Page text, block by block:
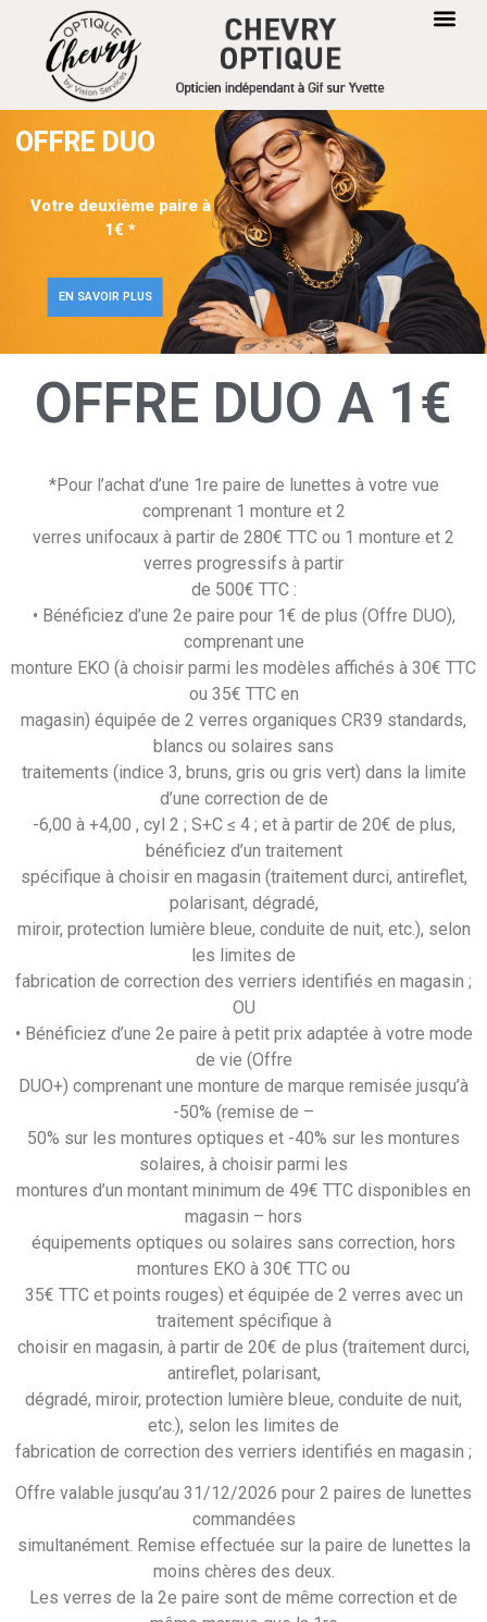
Votre deuxième paire à
1€ *
OFFRE DUO
EN SAVOIR PLUS
OFFRE DUO A 1€
*Pour l’achat d’une 1re paire de lunettes à votre vue
comprenant 1 monture et 2
verres unifocaux à partir de 280€ TTC ou 1 monture et 2
verres progressifs à partir
de 500€ TTC :
• Bénéficiez d’une 2e paire pour 1€ de plus (Offre DUO),
comprenant une
monture EKO (à choisir parmi les modèles affichés à 30€ TTC
ou 35€ TTC en
magasin) équipée de 2 verres organiques CR39 standards,
blancs ou solaires sans
traitements (indice 3, bruns, gris ou gris vert) dans la limite
d’une correction de de
-6,00 à +4,00 , cyl 2 ; S+C ≤ 4 ; et à partir de 20€ de plus,
bénéficiez d’un traitement
spécifique à choisir en magasin (traitement durci, antireflet,
polarisant, dégradé,
miroir, protection lumière bleue, conduite de nuit, etc.), selon
les limites de
fabrication de correction des verriers identifiés en magasin ;
OU
• Bénéficiez d’une 2e paire à petit prix adaptée à votre mode
de vie (Offre
DUO+) comprenant une monture de marque remisée jusqu’à
-50% (remise de –
50% sur les montures optiques et -40% sur les montures
solaires, à choisir parmi les
montures d’un montant minimum de 49€ TTC disponibles en
magasin – hors
équipements optiques ou solaires sans correction, hors
montures EKO à 30€ TTC ou
35€ TTC et points rouges) et équipée de 2 verres avec un
traitement spécifique à
choisir en magasin, à partir de 20€ de plus (traitement durci,
antireflet, polarisant,
dégradé, miroir, protection lumière bleue, conduite de nuit,
etc.), selon les limites de
fabrication de correction des verriers identifiés en magasin ;
Offre valable jusqu’au 31/12/2026 pour 2 paires de lunettes
commandées
simultanément. Remise effectuée sur la paire de lunettes la
moins chères des deux.
Les verres de la 2e paire sont de même correction et de